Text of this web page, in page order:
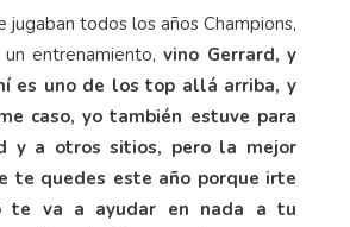
jugaban todos los años Champions,
entrenamiento, vino Gerrard, y
es uno de los top allá arriba, y
caso, yo también estuve para
y a otros sitios, pero la mejor
te quedes este año porque irte
te va a ayudar en nada a tu